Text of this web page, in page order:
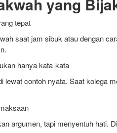
tepat
saat jam sibuk atau dengan
hanya kata-kata
lewat contoh nyata. Saat kolega
argumen, tapi menyentuh hati.